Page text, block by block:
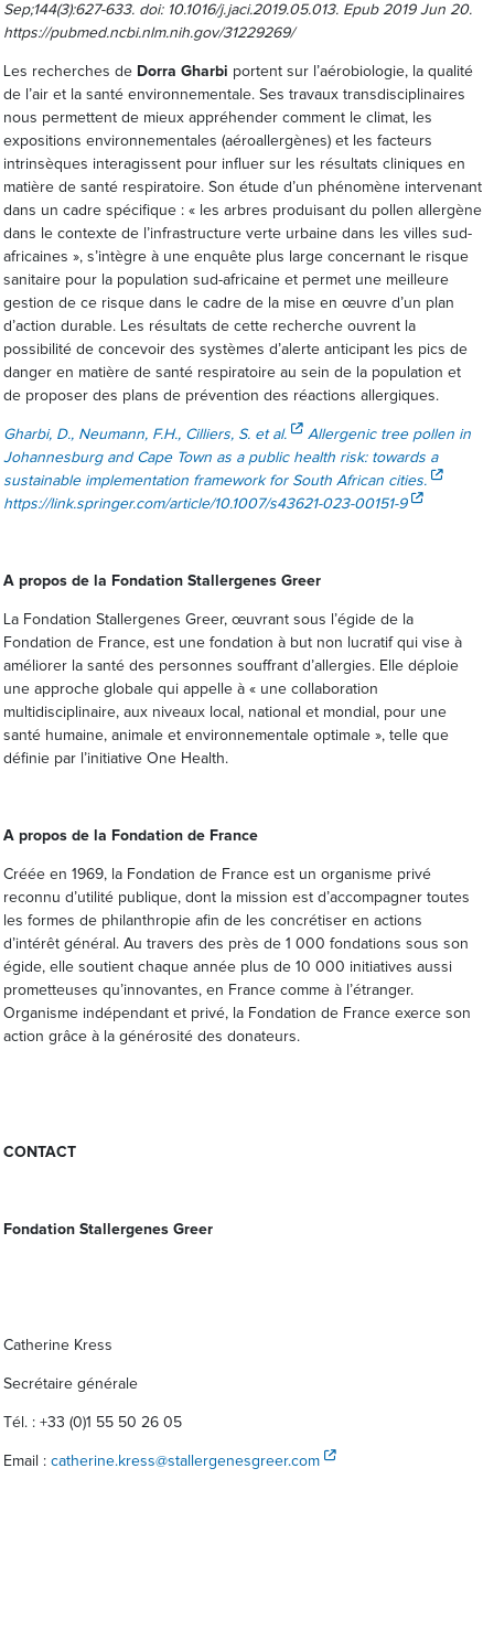
Sep;144(3):627-633. doi: 10.1016/j.jaci.2019.05.013. Epub 2019 Jun 20.
https://pubmed.ncbi.nlm.nih.gov/31229269/
Les recherches deDorra Gharbi portent sur l’aérobiologie, la qualité
de l’air et la santé environnementale. Ses travaux transdisciplinaires
nous permettent de mieux appréhender comment le climat, les
expositions environnementales (aéroallergènes) et les facteurs
intrinsèques interagissent pour influer sur les résultats cliniques en
matière de santé respiratoire. Son étude d’un phénomène intervenant
dans un cadre spécifique : « les arbres produisant du pollen allergène
dans le contexte de l’infrastructure verte urbaine dans les villes sud-
africaines », s’intègre à une enquête plus large concernant le risque
sanitaire pour la population sud-africaine et permet une meilleure
gestion de ce risque dans le cadre de la mise en œuvre d’un plan
d’action durable. Les résultats de cette recherche ouvrent la
possibilité de concevoir des systèmes d’alerte anticipant les pics de
danger en matière de santé respiratoire au sein de la population et
de proposer des plans de prévention des réactions allergiques.
Gharbi, D., Neumann, F.H., Cilliers, S. et al.
Allergenic tree pollen in
Johannesburg and Cape Town as a public health risk: towards a
sustainable implementation framework for South African cities.
https://link.springer.com/article/10.1007/s43621-023-00151-9
A propos de la Fondation Stallergenes Greer
La Fondation Stallergenes Greer, œuvrant sous l’égide de la
Fondation de France, est une fondation à but non lucratif qui vise à
améliorer la santé des personnes souffrant d’allergies. Elle déploie
une approche globale qui appelle à « une collaboration
multidisciplinaire, aux niveaux local, national et mondial, pour une
santé humaine, animale et environnementale optimale », telle que
définie par l’initiative One Health.
A propos de la Fondation de France
Créée en 1969, la Fondation de France est un organisme privé
reconnu d’utilité publique, dont la mission est d’accompagner toutes
les formes de philanthropie afin de les concrétiser en actions
d’intérêt général. Au travers des près de 1 000 fondations sous son
égide, elle soutient chaque année plus de 10 000 initiatives aussi
prometteuses qu’innovantes, en France comme à l’étranger.
Organisme indépendant et privé, la Fondation de France exerce son
action grâce à la générosité des donateurs.
CONTACT
Fondation Stallergenes Greer
Catherine Kress
Secrétaire générale
Tél. : +33 (0)1 55 50 26 05
Email : catherine.kress@stallergenesgreer.com